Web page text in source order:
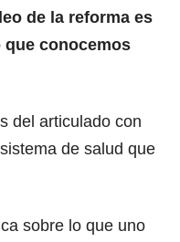
de la reforma es
que conocemos
del articulado con
de salud que
sobre lo que uno